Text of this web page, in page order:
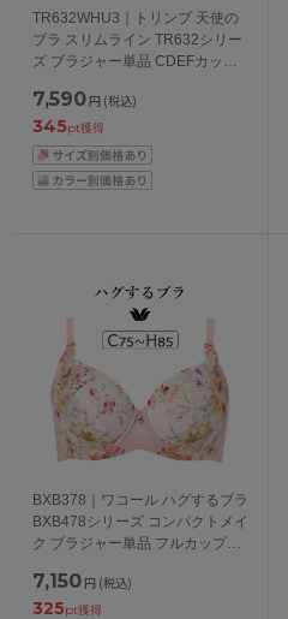
TR632WHU3｜トリンプ 天使の
ブラ スリムライン TR632シリー
ズ ブラジャー単品 CDEFカップ
7,590 円 (税込)
345pt獲得
BXB378｜ワコール ハグするブラ
BXB478シリーズ コンパクトメイ
ク ブラジャー単品 フルカップ
70/75/80/85/90/95cm
7,150 円 (税込)
325pt獲得